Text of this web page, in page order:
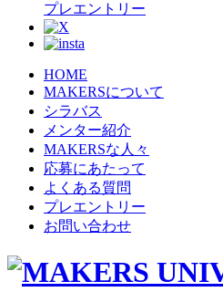
プレエントリー
HOME
MAKERSについて
シラバス
メンター紹介
MAKERSな人々
応募にあたって
よくある質問
プレエントリー
お問い合わせ